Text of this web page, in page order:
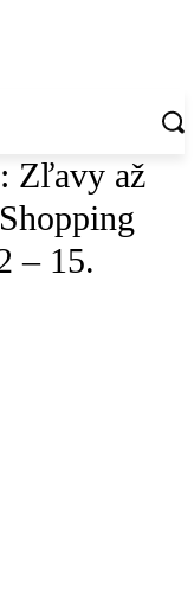
Zľavy až
– 15.